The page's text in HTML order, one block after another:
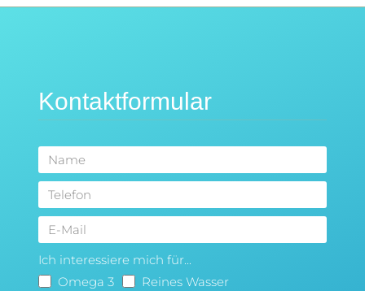
Kontaktformular
Ich interessiere mich für...
Omega 3
Reines Wasser